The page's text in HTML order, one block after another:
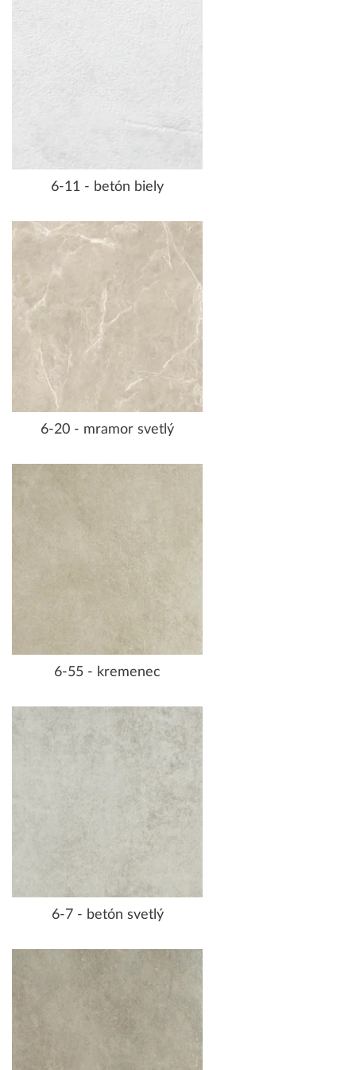
6-11 - betón biely
6-20 - mramor svetlý
6-55 - kremenec
6-7 - betón svetlý